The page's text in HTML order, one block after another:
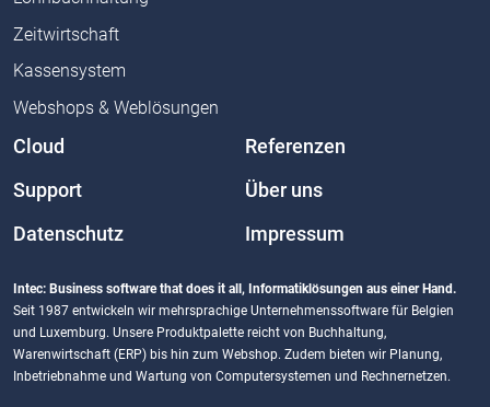
Zeitwirtschaft
Kassensystem
Webshops & Weblösungen
Cloud Referenzen
Support Über uns
Datenschutz Impressum
Intec: Business software that does it all, Informatiklösungen aus einer Hand.
Seit 1987 entwickeln wir mehrsprachige Unternehmenssoftware für Belgien
und Luxemburg. Unsere Produktpalette reicht von Buchhaltung,
Warenwirtschaft (ERP) bis hin zum Webshop. Zudem bieten wir Planung,
Inbetriebnahme und Wartung von Computersystemen und Rechnernetzen.